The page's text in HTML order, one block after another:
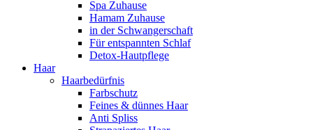
Spa Zuhause
Hamam Zuhause
in der Schwangerschaft
Für entspannten Schlaf
Detox-Hautpflege
Haar
Haarbedürfnis
Farbschutz
Feines & dünnes Haar
Anti Spliss